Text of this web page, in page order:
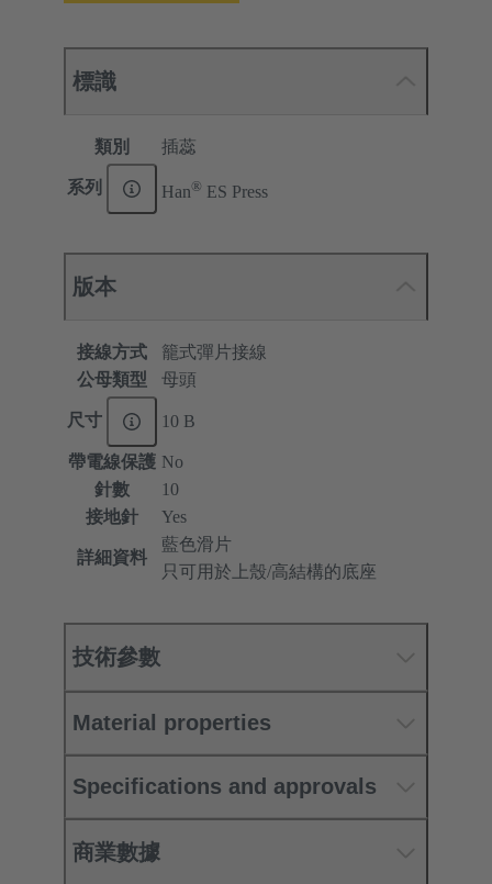
標識
類別 插蕊
系列 Han® ES Press
版本
接線方式
籠式彈片接線
公母類型
母頭
尺寸 10 B
帶電線保護 No
針數
10
接地針
Yes
詳細資料
藍色滑片
只可用於上殼/高結構的底座
技術參數
Material properties
Specifications and approvals
商業數據